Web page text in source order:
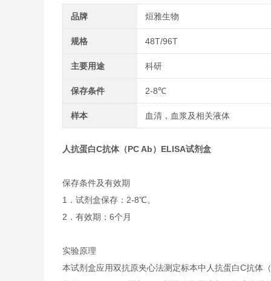
品牌 烜雅生物
规格 48T/96T
主要用途 科研
保存条件 2-8℃
样本 血清，血浆及相关液体
人抗蛋白C抗体（PC Ab）ELISA试剂盒
保存条件及有效期
1．试剂盒保存：2-8℃。
2．有效期：6个月
实验原理
本试剂盒应用双抗原夹心法测定标本中人抗蛋白C抗体